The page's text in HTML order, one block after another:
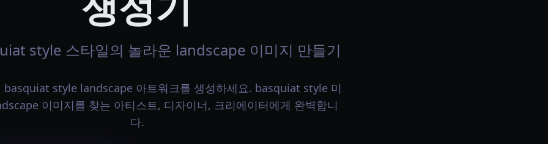
style 스타일의 놀라운 landscape 이미지 만들기
basquiat style landscape 아트워크를 생성하세요. basquiat style 미
이미지를 찾는 아티스트, 디자이너, 크리에이터에게 완벽합니
다.